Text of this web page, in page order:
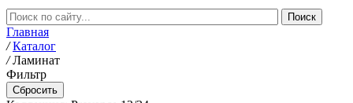
Главная
/ Каталог
/ Ламинат
Фильтр